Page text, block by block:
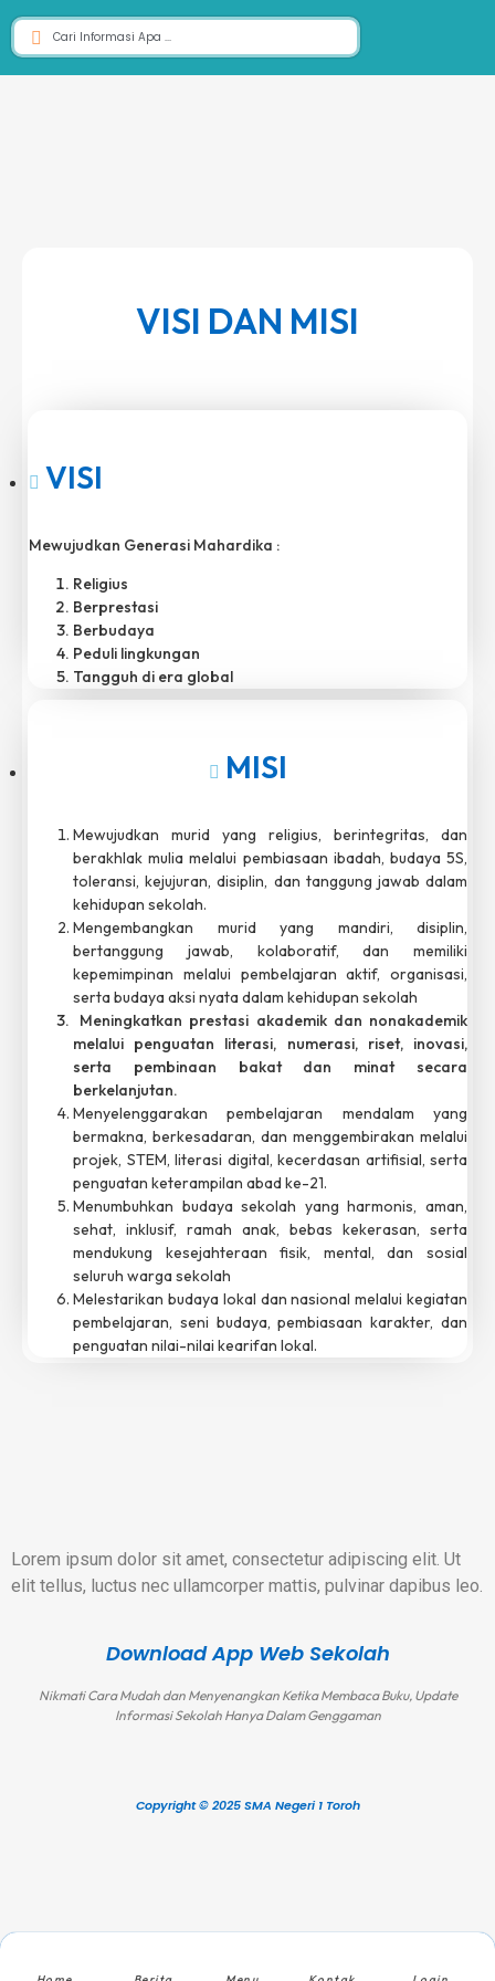
VISI DAN MISI
VISI
Mewujudkan Generasi Mahardika :
Religius
Berprestasi
Berbudaya
Peduli lingkungan
Tangguh di era global
MISI
Mewujudkan murid yang religius, berintegritas, dan
berakhlak mulia melalui pembiasaan ibadah, budaya 5S,
toleransi, kejujuran, disiplin, dan tanggung jawab dalam
kehidupan sekolah.
Mengembangkan murid yang mandiri, disiplin,
bertanggung jawab, kolaboratif, dan memiliki
kepemimpinan melalui pembelajaran aktif, organisasi,
serta budaya aksi nyata dalam kehidupan sekolah
Meningkatkan prestasi akademik dan nonakademik
melalui penguatan literasi, numerasi, riset, inovasi,
serta pembinaan bakat dan minat secara
berkelanjutan.
Menyelenggarakan pembelajaran mendalam yang
bermakna, berkesadaran, dan menggembirakan melalui
projek, STEM, literasi digital, kecerdasan artifisial, serta
penguatan keterampilan abad ke-21.
Menumbuhkan budaya sekolah yang harmonis, aman,
sehat, inklusif, ramah anak, bebas kekerasan, serta
mendukung kesejahteraan fisik, mental, dan sosial
seluruh warga sekolah
Melestarikan budaya lokal dan nasional melalui kegiatan
pembelajaran, seni budaya, pembiasaan karakter, dan
penguatan nilai-nilai kearifan lokal.
Lorem ipsum dolor sit amet, consectetur adipiscing elit. Ut
elit tellus, luctus nec ullamcorper mattis, pulvinar dapibus leo.
Download App Web Sekolah
Nikmati Cara Mudah dan Menyenangkan Ketika Membaca Buku, Update
Informasi Sekolah Hanya Dalam Genggaman
Copyright © 2025 SMA Negeri 1 Toroh